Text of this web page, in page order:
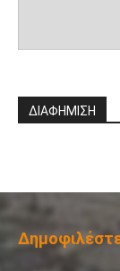
ΔΙΑΦΗΜΙΣΗ